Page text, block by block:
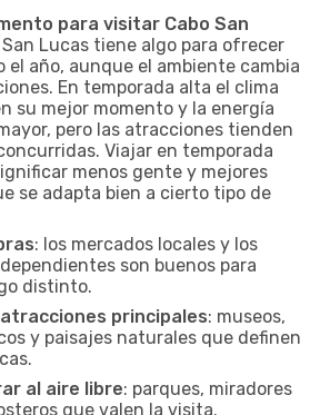
para visitar Cabo San
San Lucas tiene algo para ofrecer
el año, aunque el ambiente cambia
En temporada alta el clima
su mejor momento y la energía
pero las atracciones tienden
Viajar en temporada
menos gente y mejores
se adapta bien a cierto tipo de
: los mercados locales y los
son buenos para
distinto.
principales: museos,
y paisajes naturales que definen
al aire libre: parques, miradores
que valen la visita.